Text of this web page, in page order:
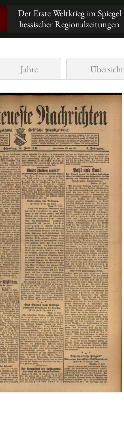
Der Erste Weltkrieg im Spiegel
hessischer Regionalzeitungen
Jahre Übersicht